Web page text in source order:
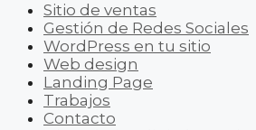
Sitio de ventas
Gestión de Redes Sociales
WordPress en tu sitio
Web design
Landing Page
Trabajos
Contacto